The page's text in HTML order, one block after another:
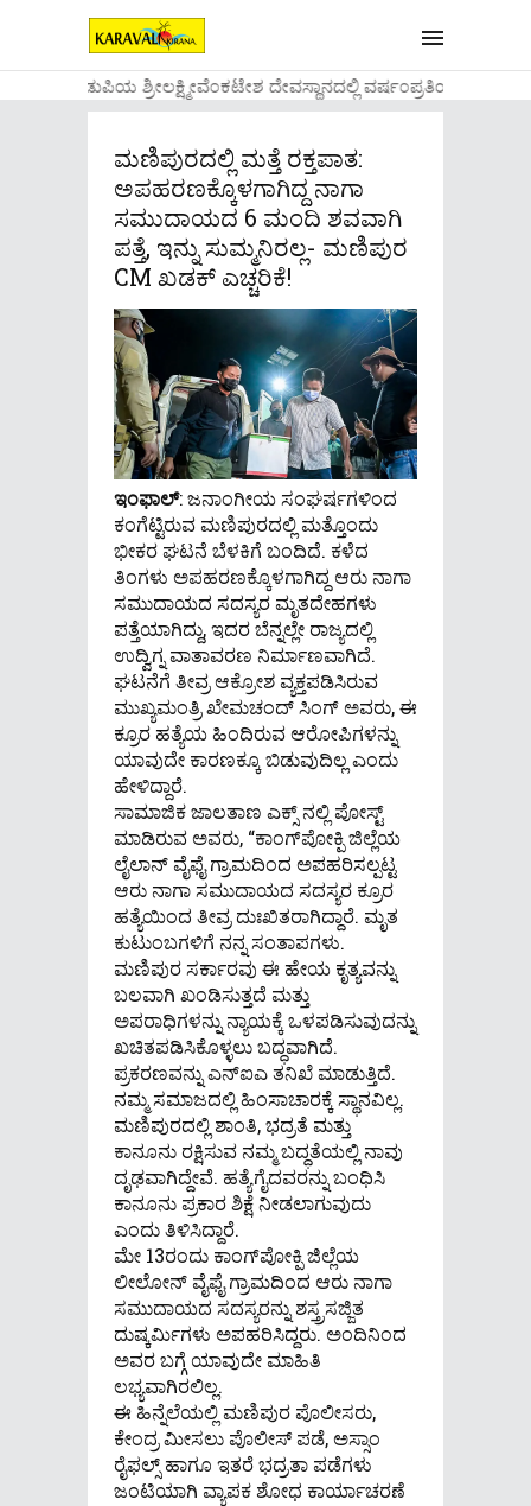
....ಉಡುಪಿಯ ಶ್ರೀಲಕ್ಷ್ಮೀವೆ೦ಕಟೇಶ ದೇವಸ್ಥಾನದಲ್ಲಿ ವರ್ಷ೦ಪ್ರತಿಯ
ಮಣಿಪುರದಲ್ಲಿ ಮತ್ತೆ ರಕ್ತಪಾತ:
ಅಪಹರಣಕ್ಕೊಳಗಾಗಿದ್ದ ನಾಗಾ
ಸಮುದಾಯದ 6 ಮಂದಿ ಶವವಾಗಿ
ಪತ್ತೆ, ಇನ್ನು ಸುಮ್ಮನಿರಲ್ಲ- ಮಣಿಪುರ
CM ಖಡಕ್ ಎಚ್ಚರಿಕೆ!
ಇಂಫಾಲ್: ಜನಾಂಗೀಯ ಸಂಘರ್ಷಗಳಿಂದ
ಕಂಗೆಟ್ಟಿರುವ ಮಣಿಪುರದಲ್ಲಿ ಮತ್ತೊಂದು
ಭೀಕರ ಘಟನೆ ಬೆಳಕಿಗೆ ಬಂದಿದೆ. ಕಳೆದ
ತಿಂಗಳು ಅಪಹರಣಕ್ಕೊಳಗಾಗಿದ್ದ ಆರು ನಾಗಾ
ಸಮುದಾಯದ ಸದಸ್ಯರ ಮೃತದೇಹಗಳು
ಪತ್ತೆಯಾಗಿದ್ದು, ಇದರ ಬೆನ್ನಲ್ಲೇ ರಾಜ್ಯದಲ್ಲಿ
ಉದ್ವಿಗ್ನ ವಾತಾವರಣ ನಿರ್ಮಾಣವಾಗಿದೆ.
ಘಟನೆಗೆ ತೀವ್ರ ಆಕ್ರೋಶ ವ್ಯಕ್ತಪಡಿಸಿರುವ
ಮುಖ್ಯಮಂತ್ರಿ ಖೇಮಚಂದ್ ಸಿಂಗ್ ಅವರು, ಈ
ಕ್ರೂರ ಹತ್ಯೆಯ ಹಿಂದಿರುವ ಆರೋಪಿಗಳನ್ನು
ಯಾವುದೇ ಕಾರಣಕ್ಕೂ ಬಿಡುವುದಿಲ್ಲ ಎಂದು
ಹೇಳಿದ್ದಾರೆ.
ಸಾಮಾಜಿಕ ಜಾಲತಾಣ ಎಕ್ಸ್ ನಲ್ಲಿ ಪೋಸ್ಟ್
ಮಾಡಿರುವ ಅವರು, “ಕಾಂಗ್‌ಪೋಕ್ಪಿ ಜಿಲ್ಲೆಯ
ಲೈಲಾನ್ ವೈಫೈ ಗ್ರಾಮದಿಂದ ಅಪಹರಿಸಲ್ಪಟ್ಟ
ಆರು ನಾಗಾ ಸಮುದಾಯದ ಸದಸ್ಯರ ಕ್ರೂರ
ಹತ್ಯೆಯಿಂದ ತೀವ್ರ ದುಃಖಿತರಾಗಿದ್ದಾರೆ. ಮೃತ
ಕುಟುಂಬಗಳಿಗೆ ನನ್ನ ಸಂತಾಪಗಳು.
ಮಣಿಪುರ ಸರ್ಕಾರವು ಈ ಹೇಯ ಕೃತ್ಯವನ್ನು
ಬಲವಾಗಿ ಖಂಡಿಸುತ್ತದೆ ಮತ್ತು
ಅಪರಾಧಿಗಳನ್ನು ನ್ಯಾಯಕ್ಕೆ ಒಳಪಡಿಸುವುದನ್ನು
ಖಚಿತಪಡಿಸಿಕೊಳ್ಳಲು ಬದ್ಧವಾಗಿದೆ.
ಪ್ರಕರಣವನ್ನು ಎನ್ಐಎ ತನಿಖೆ ಮಾಡುತ್ತಿದೆ.
ನಮ್ಮ ಸಮಾಜದಲ್ಲಿ ಹಿಂಸಾಚಾರಕ್ಕೆ ಸ್ಥಾನವಿಲ್ಲ.
ಮಣಿಪುರದಲ್ಲಿ ಶಾಂತಿ, ಭದ್ರತೆ ಮತ್ತು
ಕಾನೂನು ರಕ್ಷಿಸುವ ನಮ್ಮ ಬದ್ಧತೆಯಲ್ಲಿ ನಾವು
ದೃಢವಾಗಿದ್ದೇವೆ. ಹತ್ಯೆಗೈದವರನ್ನು ಬಂಧಿಸಿ
ಕಾನೂನು ಪ್ರಕಾರ ಶಿಕ್ಷೆ ನೀಡಲಾಗುವುದು
ಎಂದು ತಿಳಿಸಿದ್ದಾರೆ.
ಮೇ 13ರಂದು ಕಾಂಗ್‌ಪೋಕ್ಪಿ ಜಿಲ್ಲೆಯ
ಲೀಲೋನ್ ವೈಫೈ ಗ್ರಾಮದಿಂದ ಆರು ನಾಗಾ
ಸಮುದಾಯದ ಸದಸ್ಯರನ್ನು ಶಸ್ತ್ರಸಜ್ಜಿತ
ದುಷ್ಕರ್ಮಿಗಳು ಅಪಹರಿಸಿದ್ದರು. ಅಂದಿನಿಂದ
ಅವರ ಬಗ್ಗೆ ಯಾವುದೇ ಮಾಹಿತಿ
ಲಭ್ಯವಾಗಿರಲಿಲ್ಲ.
ಈ ಹಿನ್ನೆಲೆಯಲ್ಲಿ ಮಣಿಪುರ ಪೊಲೀಸರು,
ಕೇಂದ್ರ ಮೀಸಲು ಪೊಲೀಸ್ ಪಡೆ, ಅಸ್ಸಾಂ
ರೈಫಲ್ಸ್ ಹಾಗೂ ಇತರೆ ಭದ್ರತಾ ಪಡೆಗಳು
ಜಂಟಿಯಾಗಿ ವ್ಯಾಪಕ ಶೋಧ ಕಾರ್ಯಾಚರಣೆ